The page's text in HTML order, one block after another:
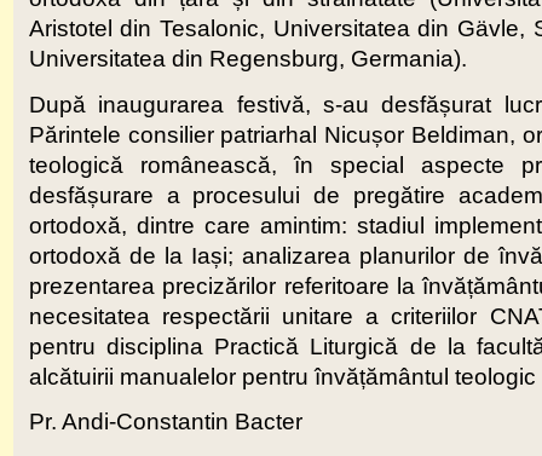
Aristotel din Tesalonic, Universitatea din
Universitatea din Regensburg, Germania).
După inaugurarea festivă, s-au desfășurat
Părintele consilier patriarhal Nicușor Beldiman,
teologică românească, în special aspecte
desfășurare a procesului de pregătire
ortodoxă, dintre care amintim: stadiul
ortodoxă de la Iași; analizarea planurilor de
prezentarea precizărilor referitoare la
necesitatea respectării unitare a criteriilor
pentru disciplina Practică Liturgică de la
alcătuirii manualelor pentru învățământul
Pr. Andi-Constantin Bacter